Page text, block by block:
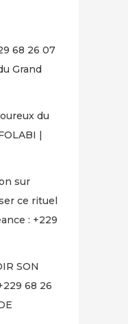
68 26 07
Grand
du
|
sur
ce rituel
: +229
SON
68 26